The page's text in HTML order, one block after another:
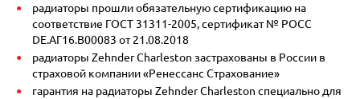
радиаторы прошли обязательную сертификацию на
соответствие ГОСТ 31311-2005, сертификат № POCC
DE.АГ16.В00083 от 21.08.2018
радиаторы Zehnder Charleston застрахованы в России в
страховой компании «Ренессанс Страхование»
гарантия на радиаторы Zehnder Charleston специально для